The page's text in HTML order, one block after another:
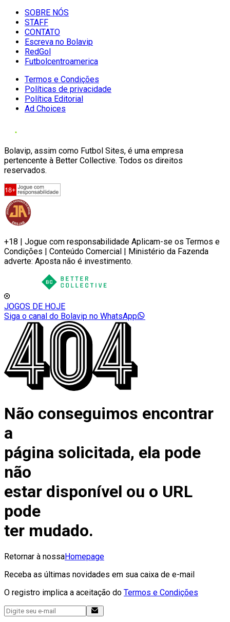
SOBRE NÓS
STAFF
CONTATO
Escreva no Bolavip
RedGol
Futbolcentroamerica
Termos e Condições
Políticas de privacidade
Política Editorial
Ad Choices
Bolavip, assim como Futbol Sites, é uma empresa
pertencente à Better Collective. Todos os direitos
reservados.
+18 | Jogue com responsabilidade Aplicam-se os Termos e
Condições | Conteúdo Comercial | Ministério da Fazenda
adverte: Aposta não é investimento.
JOGOS DE HOJE
Siga o canal do Bolavip no WhatsApp
Não conseguimos encontrar
a
página solicitada, ela pode
não
estar disponível ou o URL
pode
ter mudado.
Retornar à nossaHomepage
Receba as últimas novidades em sua caixa de e-mail
O registro implica a aceitação do Termos e Condições